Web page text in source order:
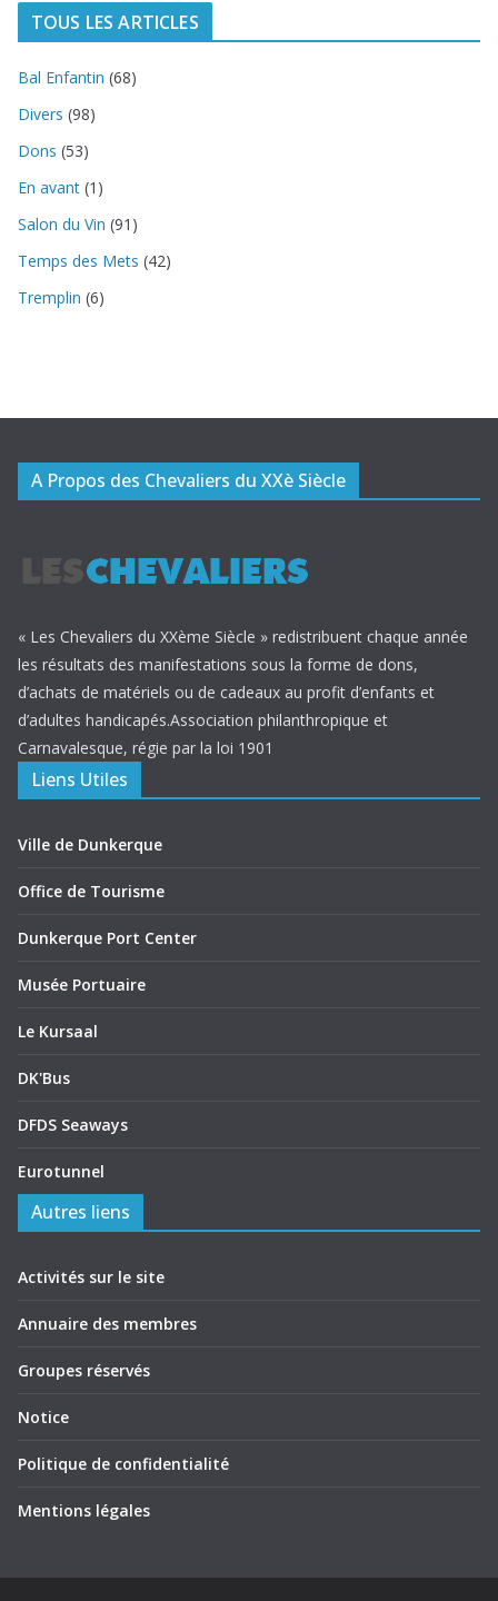
TOUS LES ARTICLES
Bal Enfantin (68)
Divers (98)
Dons (53)
En avant (1)
Salon du Vin (91)
Temps des Mets (42)
Tremplin (6)
A Propos des Chevaliers du XXè Siècle
« Les Chevaliers du XXème Siècle » redistribuent chaque année
les résultats des manifestations sous la forme de dons,
d’achats de matériels ou de cadeaux au profit d’enfants et
d’adultes handicapés.Association philanthropique et
Carnavalesque, régie par la loi 1901
Liens Utiles
Ville de Dunkerque
Office de Tourisme
Dunkerque Port Center
Musée Portuaire
Le Kursaal
DK'Bus
DFDS Seaways
Eurotunnel
Autres liens
Activités sur le site
Annuaire des membres
Groupes réservés
Notice
Politique de confidentialité
Mentions légales